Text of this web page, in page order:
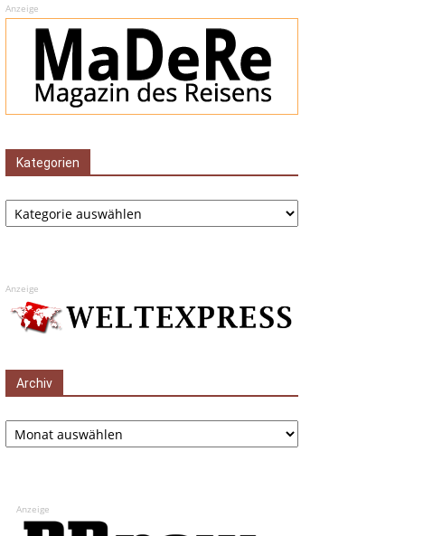
Anzeige
Kategorien
Kategorien
Anzeige
Archiv
Archiv
Anzeige